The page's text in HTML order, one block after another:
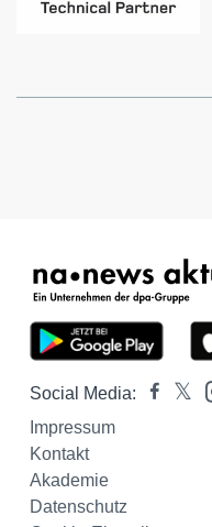
Social Media:
Impressum
Kontakt
Akademie
Datenschutz